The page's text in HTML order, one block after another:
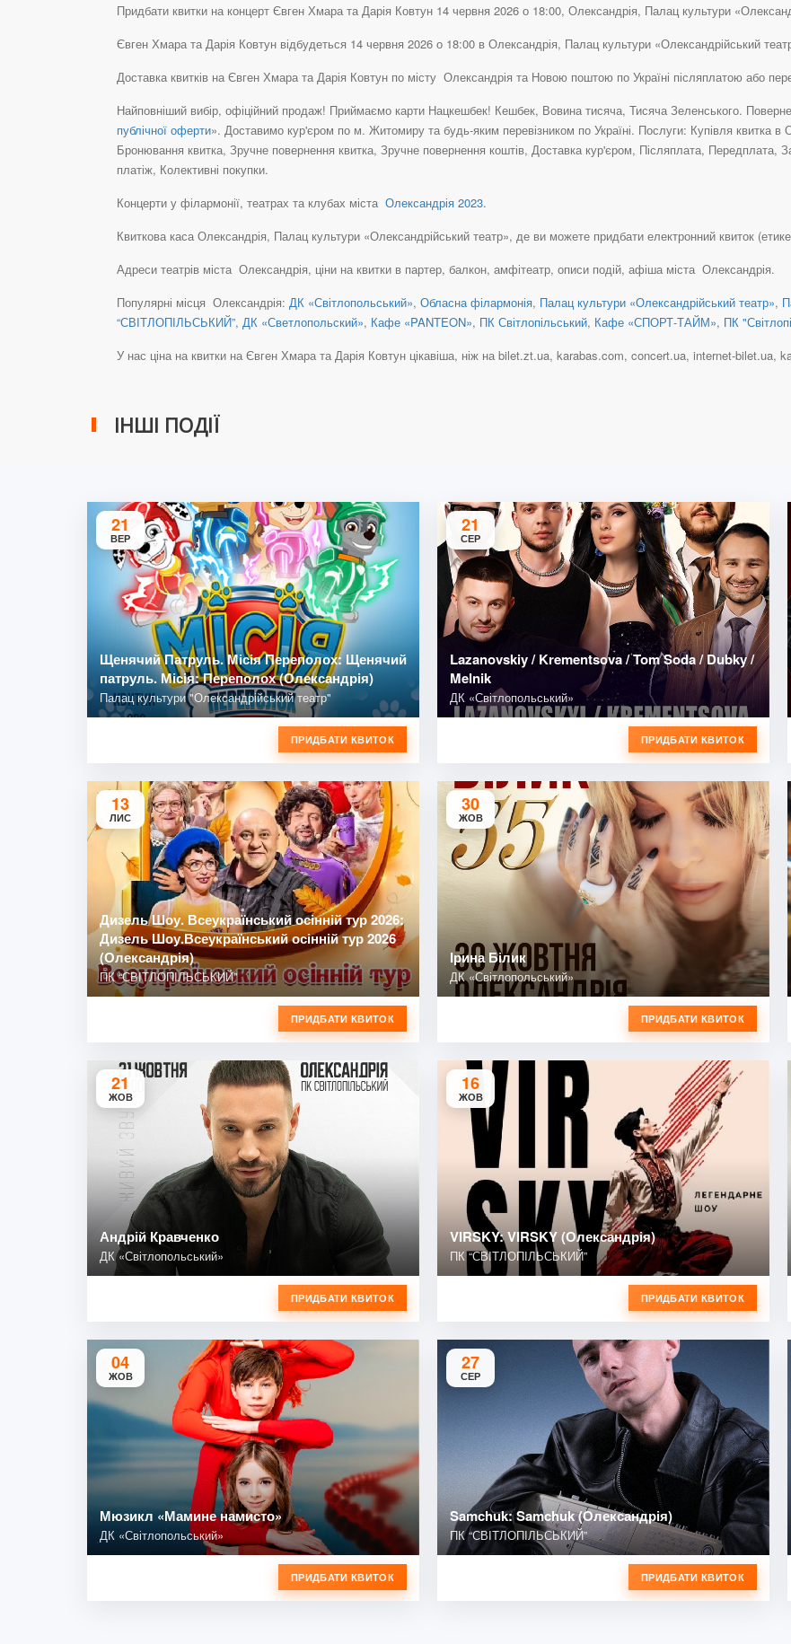
Придбати квитки на концерт Євген Хмара та Дарія Ковтун 14 червня 2026 о 18:00, Олександрія, Палац культури
Євген Хмара та Дарія Ковтун відбудеться 14 червня 2026 о 18:00 в Олександрія, Палац культури «Олександрійський
Доставка квитків на Євген Хмара та Дарія Ковтун по місту Олександрія та Новою поштою по Україні післяплатою або
Найповніший вибір, офіційний продаж! Приймаємо карти Нацкешбек! Кешбек, Вовина тисяча, Тисяча Зеленського.
публічної оферти». Доставимо кур'єром по м. Житомиру та будь-яким перевізником по Україні. Послуги: Купівля квитка в
Бронювання квитка, Зручне повернення квитка, Зручне повернення коштів, Доставка кур'єром, Післяплата,
платіж, Колективні покупки.
Концерти у філармонії, театрах та клубах міста Олександрія 2023.
Квиткова каса Олександрія, Палац культури «Олександрійський театр», де ви можете придбати електронний квиток
Адреси театрів міста Олександрія, ціни на квитки в партер, балкон, амфітеатр, описи подій, афіша міста Олександрія.
Популярні місця Олександрія: ДК «Світлопольський», Обласна філармонія, Палац культури «Олександрійський театр»,
“СВІТЛОПІЛЬСЬКИЙ”, ДК «Светлопольский», Кафе «PANTEON», ПК Світлопільський, Кафе «СПОРТ-ТАЙМ», ПК
У нас ціна на квитки на Євген Хмара та Дарія Ковтун цікавіша, ніж на bilet.zt.ua, karabas.com, concert.ua, internet-bilet.ua,
ІНШІ ПОДІЇ
21
ВЕР
Щенячий Патруль. Місія Переполох: Щенячий
патруль. Місія: Переполох (Олександрія)
Палац культури "Олександрійський театр"
ПРИДБАТИ КВИТОК
21
СЕР
Lazanovskiy / Krementsova / Tom Soda / Dubky /
Melnik
ДК «Світлопольський»
ПРИДБАТИ КВИТОК
13
ЛИС
Дизель Шоу. Всеукраїнський осінній тур 2026:
Дизель Шоу.Всеукраїнський осінній тур 2026
(Олександрія)
ПК “СВІТЛОПІЛЬСЬКИЙ”
ПРИДБАТИ КВИТОК
30
ЖОВ
Ірина Білик
ДК «Світлопольський»
ПРИДБАТИ КВИТОК
21
ЖОВ
Андрій Кравченко
ДК «Світлопольський»
ПРИДБАТИ КВИТОК
16
ЖОВ
VIRSKY: VIRSKY (Олександрія)
ПК “СВІТЛОПІЛЬСЬКИЙ”
ПРИДБАТИ КВИТОК
04
ЖОВ
Мюзикл «Мамине намисто»
ДК «Світлопольський»
ПРИДБАТИ КВИТОК
27
СЕР
Samchuk: Samchuk (Олександрія)
ПК “СВІТЛОПІЛЬСЬКИЙ”
ПРИДБАТИ КВИТОК